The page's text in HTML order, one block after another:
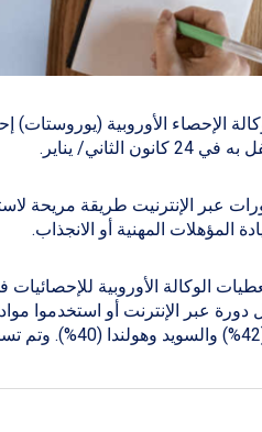
الإحصاء الأوروبية (يوروستات)
الثاني/ يناير.
عبر الإنترنيت طريقة مريحة
المؤهلات المهنية أو الانجذاب.